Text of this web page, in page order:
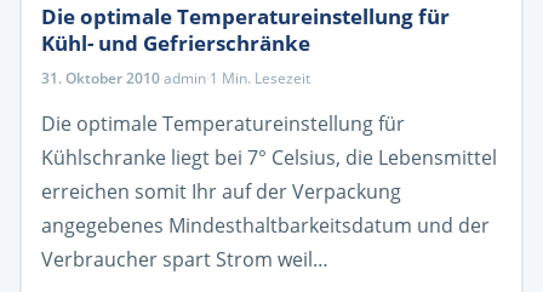
Die optimale Temperatureinstellung für
Kühl- und Gefrierschränke
31. Oktober 2010·admin·1 Min. Lesezeit
Die optimale Temperatureinstellung für
Kühlschranke liegt bei 7° Celsius, die Lebensmittel
erreichen somit Ihr auf der Verpackung
angegebenes Mindesthaltbarkeitsdatum und der
Verbraucher spart Strom weil…